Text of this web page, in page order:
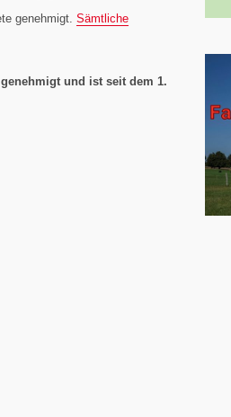
genehmigt. Sämtliche
und ist seit dem 1.